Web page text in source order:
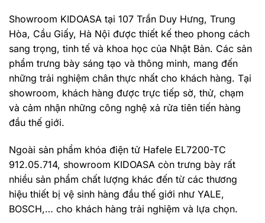
Showroom KIDOASA tại 107 Trần Duy Hưng, Trung
Hòa, Cầu Giấy, Hà Nội được thiết kế theo phong cách
sang trọng, tinh tế và khoa học của Nhật Bản. Các sản
phẩm trưng bày sáng tạo và thông minh, mang đến
những trải nghiệm chân thực nhất cho khách hàng. Tại
showroom, khách hàng được trực tiếp sờ, thử, chạm
và cảm nhận những công nghệ xả rửa tiên tiến hàng
đầu thế giới.
Ngoài sản phẩm khóa điện tử Hafele EL7200-TC
912.05.714, showroom KIDOASA còn trưng bày rất
nhiều sản phẩm chất lượng khác đến từ các thương
hiệu thiết bị vệ sinh hàng đầu thế giới như YALE,
BOSCH,… cho khách hàng trải nghiệm và lựa chọn.